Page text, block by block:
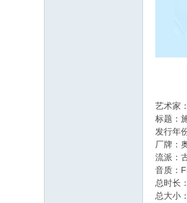
艺术家
标题：
发行年
厂牌：
流派：
音质：
总时长
总大小